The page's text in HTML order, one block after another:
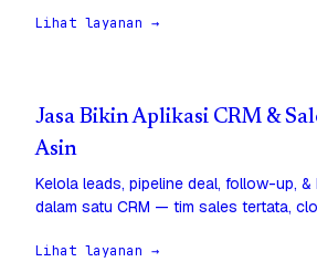
Lihat layanan →
Jasa Bikin Aplikasi CRM &
Asin
Kelola leads, pipeline deal, follow-up,
dalam satu CRM — tim sales tertata,
Lihat layanan →